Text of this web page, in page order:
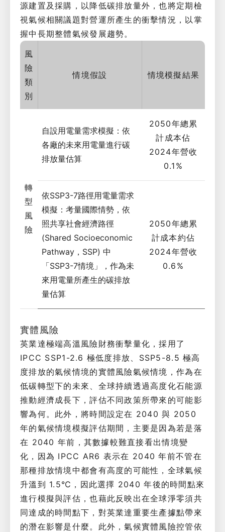
源建置及採購，以降低碳排放量外，也將定期檢
視氣候相關議題對營運所產生的衝擊情況，以掌
握中長期整體氣候發展趨勢。
風
險
類
別
情境假設 情境模擬結果
轉
型
風
險
自設用電量需求模擬：依
各廠的未來用電量進行碳
排放量估算
2050年總累
計成本佔
2024年營收
0.1%
依SSP3-7路徑用電量需求
模擬：考量國際情勢，依
照共享社會經濟路徑
(Shared Socioeconomic
Pathway，SSP) 中
「SSP3-7情境」，作為未
來用電量所產生的碳排放
量估算
2050年總累
計成本約佔
2024年營收
0.6%
實體風險
英業達極端高溫風險財務衝擊量化，採用了
IPCC SSP1-2.6 極低度排放、SSP5-8.5 極高
度排放的氣候情境的實體風險氣候情境，作為在
低碳轉型下的未來、全球持續透過高度化石能源
推動經濟成長下，評估不同政策所帶來的可能影
響為何。此外，將時間設定在 2040 與 2050
年的氣候情境模擬評估期間，主要是因為若是落
在 2040 年前，其數據較難直接看出情境變
化，因為 IPCC AR6 表示在 2040 年前不管在
那種排放情境中都會有高度的可能性，全球氣候
升溫到 1.5℃，因此選擇 2040 年後的時間點來
進行模擬與評估，也藉此反映出在全球淨零須共
同達成的時間點下，對英業達重要生產據點帶來
的潛在影響是什麼。此外，氣候實體風險控管依